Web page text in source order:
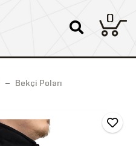
0
Bekçi Poları